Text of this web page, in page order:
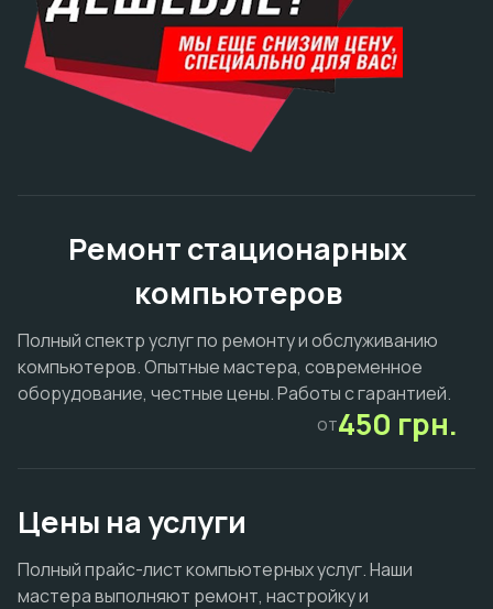
Ремонт стационарных
компьютеров
Полный спектр услуг по ремонту и обслуживанию
компьютеров. Опытные мастера, современное
оборудование, честные цены. Работы с гарантией.
от450 грн.
Цены на услуги
Полный прайс-лист компьютерных услуг. Наши
мастера выполняют ремонт, настройку и